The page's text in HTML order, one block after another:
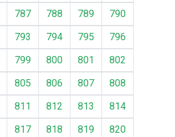
787 788 789
790
793 794 795
796
799 800 801
802
805 806 807
808
811 812 813
814
817 818 819
820